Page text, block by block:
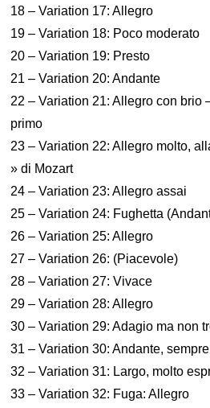
18 – Variation 17: Allegro
19 – Variation 18: Poco moderato
20 – Variation 19: Presto
21 – Variation 20: Andante
22 – Variation 21: Allegro con brio
primo
23 – Variation 22: Allegro molto,
» di Mozart
24 – Variation 23: Allegro assai
25 – Variation 24: Fughetta
26 – Variation 25: Allegro
27 – Variation 26: (Piacevole)
28 – Variation 27: Vivace
29 – Variation 28: Allegro
30 – Variation 29: Adagio ma non
31 – Variation 30: Andante,
32 – Variation 31: Largo, molto
33 – Variation 32: Fuga: Allegro